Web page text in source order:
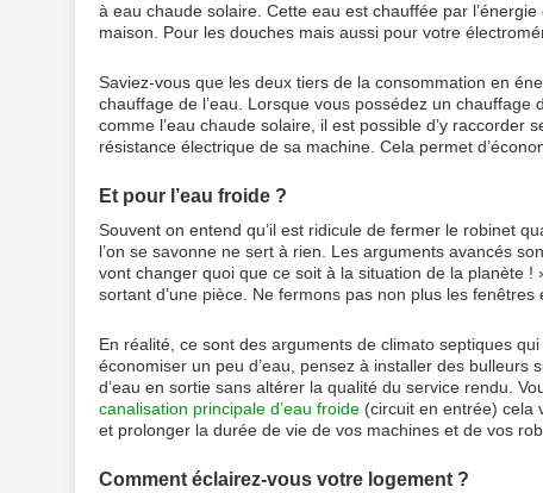
à eau chaude solaire. Cette eau est chauffée par
maison. Pour les douches mais aussi pour votre
Saviez-vous que les deux tiers de la consommation en
chauffage de l’eau. Lorsque vous possédez un chauffage
comme l’eau chaude solaire, il est possible d’y
résistance électrique de sa machine. Cela permet
Et pour l’eau froide ?
Souvent on entend qu’il est ridicule de fermer le robinet
l’on se savonne ne sert à rien. Les arguments avancés
vont changer quoi que ce soit à la situation de la planète !
sortant d’une pièce. Ne fermons pas non plus les
En réalité, ce sont des arguments de climato septiques
économiser un peu d’eau, pensez à installer des
d’eau en sortie sans altérer la qualité du service rendu.
canalisation principale d’eau froide (circuit en entrée) cela
et prolonger la durée de vie de vos machines et de vos
Comment éclairez-vous votre logement ?